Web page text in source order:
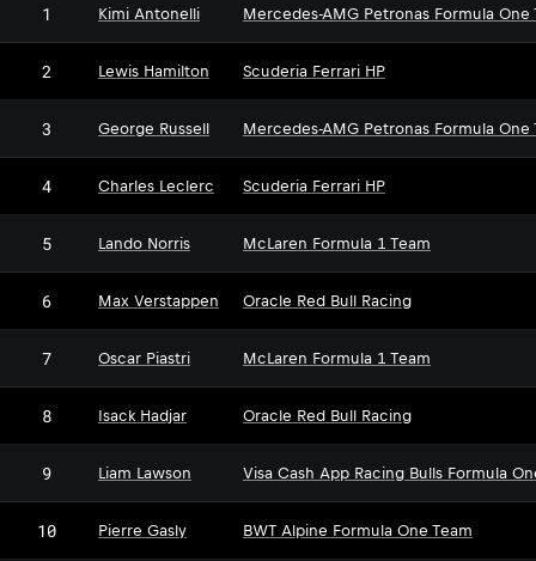
1 Kimi Antonelli Mercedes-AMG Petronas Formula One
2 Lewis Hamilton Scuderia Ferrari HP
3 George Russell Mercedes-AMG Petronas Formula One
4 Charles Leclerc Scuderia Ferrari HP
5 Lando Norris McLaren Formula 1 Team
6 Max Verstappen Oracle Red Bull Racing
7 Oscar Piastri McLaren Formula 1 Team
8 Isack Hadjar Oracle Red Bull Racing
9 Liam Lawson Visa Cash App Racing Bulls Formula
10 Pierre Gasly BWT Alpine Formula One Team